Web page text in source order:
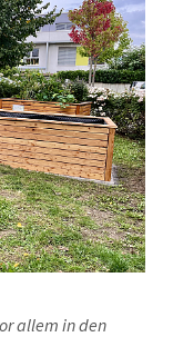
allem in den